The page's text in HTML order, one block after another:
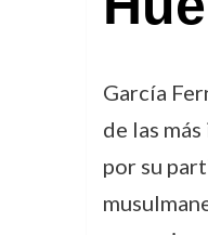
García
de las
por su